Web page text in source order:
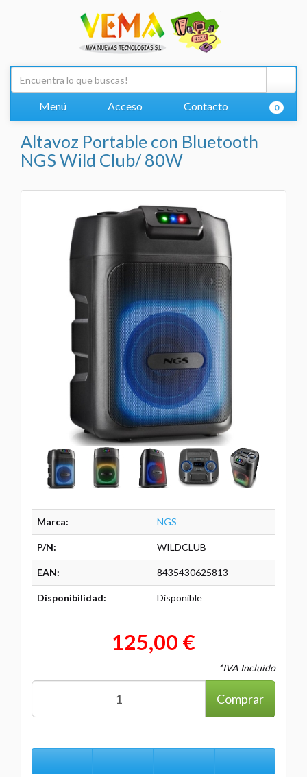
Menú Acceso Contacto 0
Altavoz Portable con Bluetooth
NGS Wild Club/ 80W
Marca: NGS
P/N: WILDCLUB
EAN: 8435430625813
Disponibilidad: Disponible
125,00 €
*IVA Incluido
Comprar